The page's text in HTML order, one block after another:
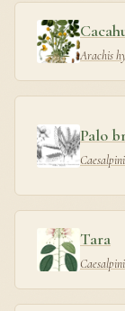
Arachis
Palo
Tara